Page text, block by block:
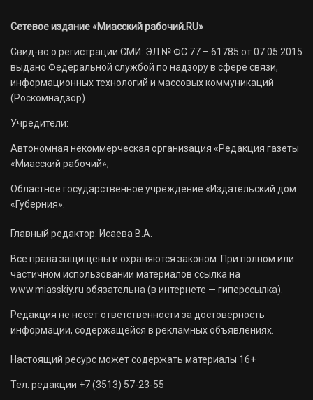
Сетевое издание «Миасский рабочий.RU»
Свид-во о регистрации СМИ: ЭЛ № ФС 77 – 61785 от 07.05.2015
выдано Федеральной службой по надзору в сфере связи,
информационных технологий и массовых коммуникаций
(Роскомнадзор)
Учредители:
Автономная некоммерческая организация «Редакция газеты
«Миасский рабочий»;
Областное государственное учреждение «Издательский дом
«Губерния».
Главный редактор: Исаева В.А.
Все права защищены и охраняются законом. При полном или
частичном использовании материалов ссылка на
www.miasskiy.ru обязательна (в интернете — гиперссылка).
Редакция не несет ответственности за достоверность
информации, содержащейся в рекламных объявлениях.
Настоящий ресурс может содержать материалы 16+
Тел. редакции +7 (3513) 57-23-55